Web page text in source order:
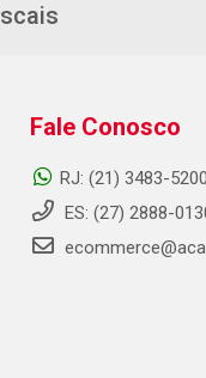
Fale Conosco
RJ: (21) 3483-5200
ES: (27) 2888-